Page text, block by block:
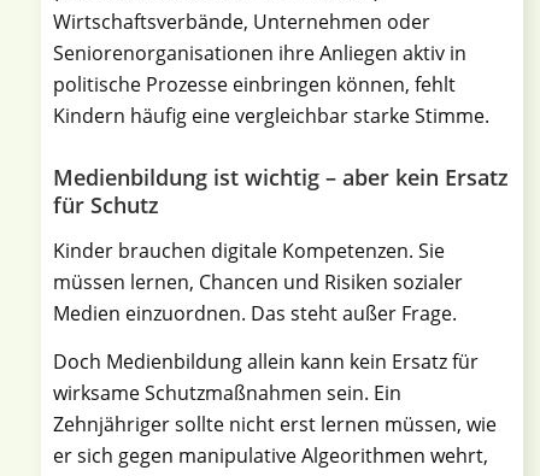
Wirtschaftsverbände, Unternehmen oder
Seniorenorganisationen ihre Anliegen aktiv in
politische Prozesse einbringen können, fehlt
Kindern häufig eine vergleichbar starke Stimme.
Medienbildung ist wichtig – aber kein Ersatz
für Schutz
Kinder brauchen digitale Kompetenzen. Sie
müssen lernen, Chancen und Risiken sozialer
Medien einzuordnen. Das steht außer Frage.
Doch Medienbildung allein kann kein Ersatz für
wirksame Schutzmaßnahmen sein. Ein
Zehnjähriger sollte nicht erst lernen müssen, wie
er sich gegen manipulative Algeorithmen wehrt,